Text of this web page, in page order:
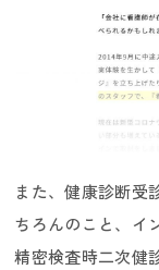
また、健康診断受
ちろんのこと、イ
精密検査時二次健